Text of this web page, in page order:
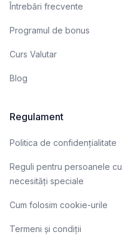
Întrebări frecvente
Programul de bonus
Curs Valutar
Blog
Regulament
Politica de confidențialitate
Reguli pentru persoanele cu
necesități speciale
Cum folosim cookie-urile
Termeni și condiții